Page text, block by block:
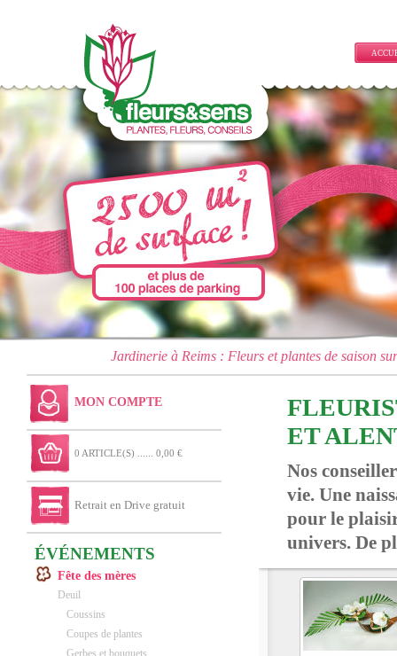
Jardinerie à Reims : Fleurs et plantes de saison
MON COMPTE
0 ARTICLE(S) ...... 0,00 €
Retrait en Drive gratuit
ÉVÉNEMENTS
Fête des mères
Deuil
Coussins
Coupes de plantes
Gerbes et bouquets
ET
Nos
vie. Une
pour le
univers. De